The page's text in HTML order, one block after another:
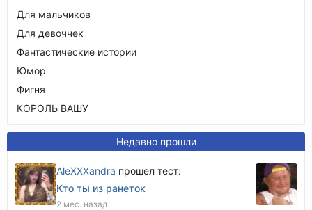
Для мальчиков
Для девоччек
Фантастические истории
Юмор
Фигня
КОРОЛЬ ВАШУ
Недавно прошли
AleXXXandra прошел тест:
Кто ты из ранеток
2 мес. назад